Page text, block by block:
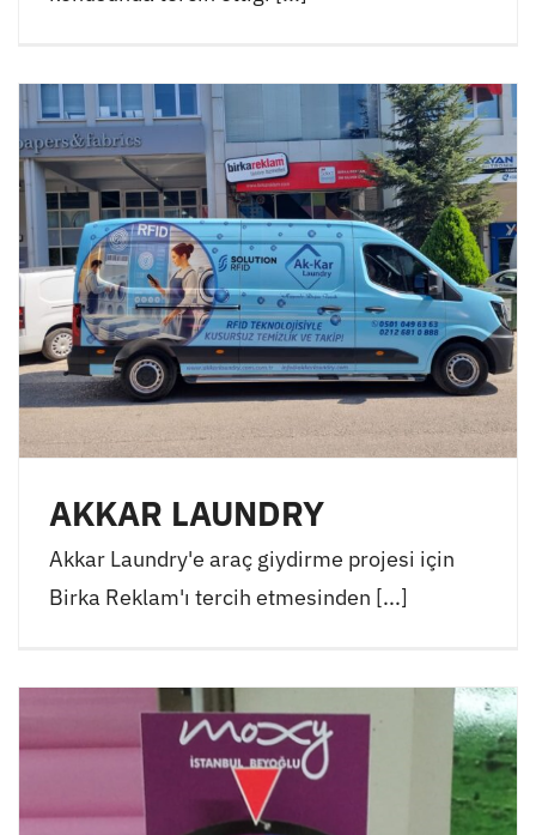
AKKAR LAUNDRY
Akkar Laundry'e araç giydirme projesi için
Birka Reklam'ı tercih etmesinden [...]